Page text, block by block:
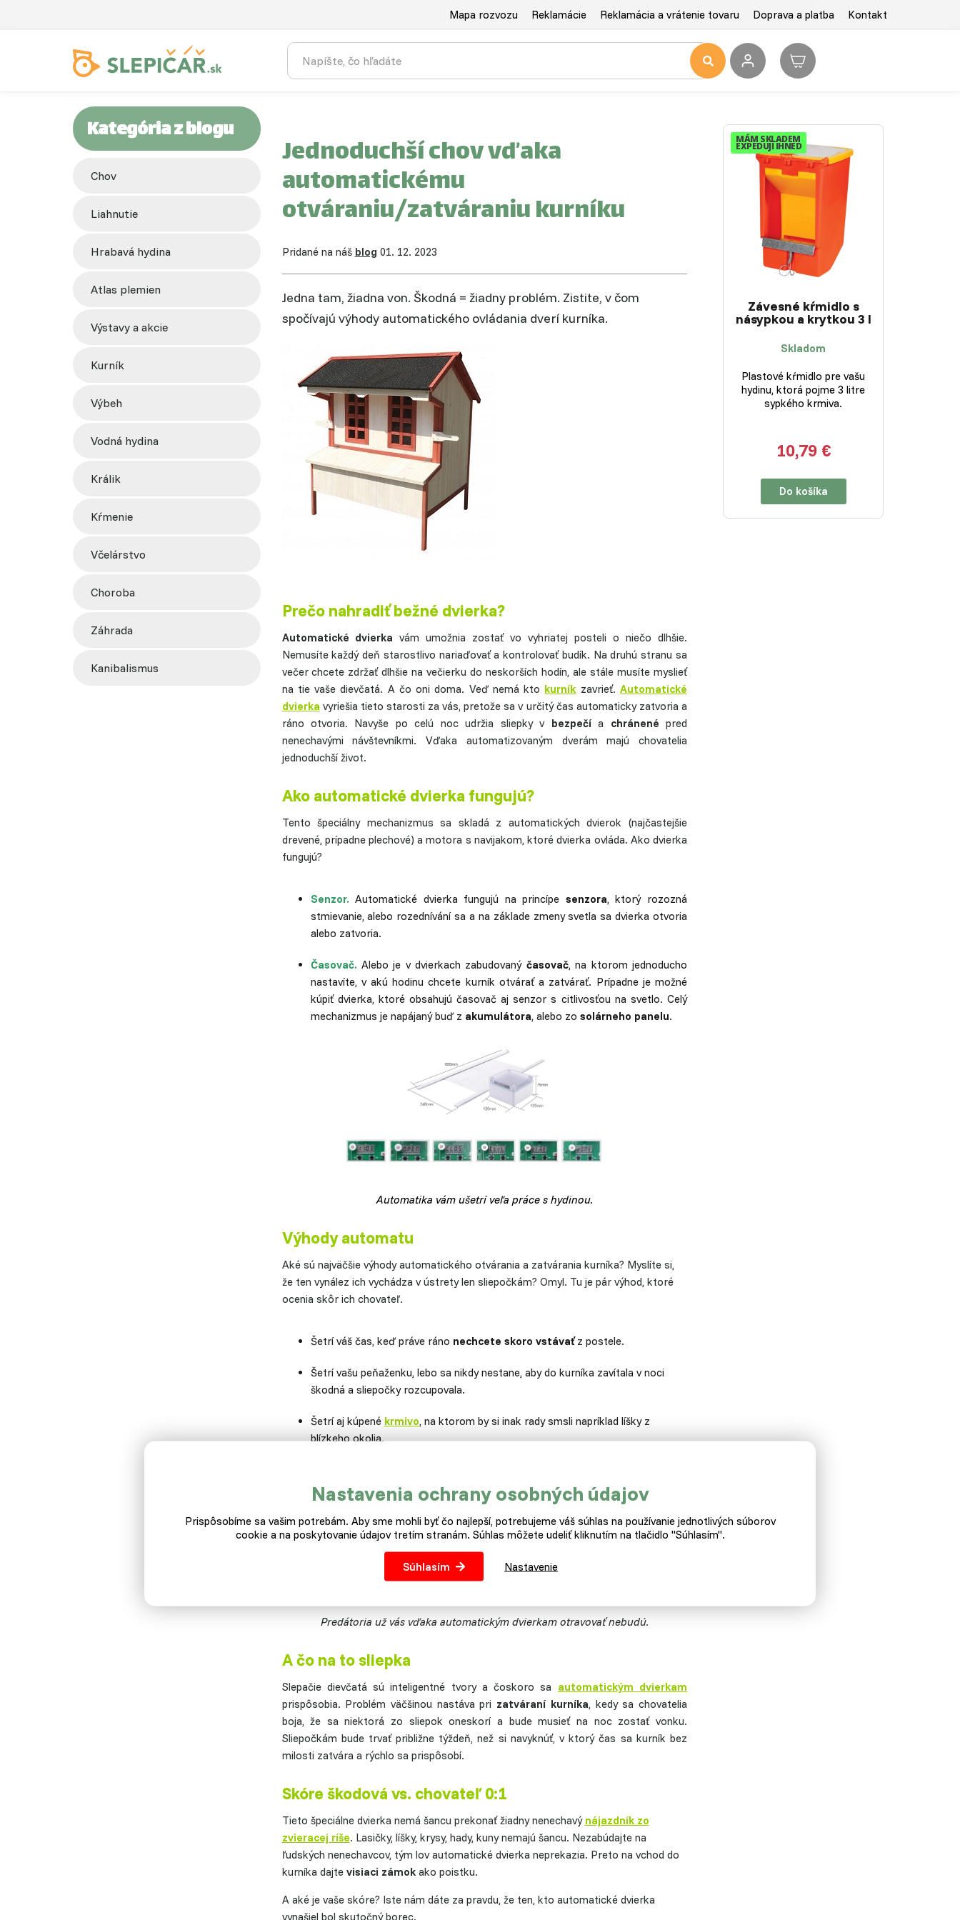
Mapa rozvozu Reklamácie Reklamácia a vrátenie tovaru Doprava a platba Kontakt
Kategória z blogu
chov
liahnutie
hrabavá hydina
atlas plemien
výstavy a akcie
kurník
výbeh
vodná hydina
králik
kŕmenie
včelárstvo
choroba
záhrada
kanibalismus
Jednoduchší chov vďaka
automatickému
otváraniu/zatváraniu kurníku
Pridané na náš blog 01. 12. 2023
Jedna tam, žiadna von. Škodná = žiadny problém. Zistite, v čom
spočívajú výhody automatického ovládania dverí kurníka.
Prečo nahradiť bežné dvierka?
Automatické dvierka vám umožnia zostať vo vyhriatej posteli o niečo dlhšie.
Nemusíte každý deň starostlivo nariaďovať a kontrolovať budík. Na druhú stranu sa
večer chcete zdržať dlhšie na večierku do neskorších hodín, ale stále musíte myslieť
na tie vaše dievčatá. A čo oni doma. Veď nemá kto kurník zavrieť.Automatické
dvierka vyriešia tieto starosti za vás, pretože sa v určitý čas automaticky zatvoria a
ráno otvoria. Navyše po celú noc udržia sliepky v bezpečía chránené pred
nenechavými návštevníkmi. Vďaka automatizovaným dverám majú chovatelia
jednoduchší život.
Ako automatické dvierka fungujú?
Tento špeciálny mechanizmus sa skladá z automatických dvierok (najčastejšie
drevené, prípadne plechové) a motora s navijakom, ktoré dvierka ovláda. Ako dvierka
fungujú?
Senzor. Automatické dvierka fungujú na princípe senzora, ktorý rozozná
stmievanie, alebo rozednívání sa a na základe zmeny svetla sa dvierka otvoria
alebo zatvoria.
Časovač. Alebo je v dvierkach zabudovaný časovač, na ktorom jednoducho
nastavíte, v akú hodinu chcete kurník otvárať a zatvárať. Prípadne je možné
kúpiť dvierka, ktoré obsahujú časovač aj senzor s citlivosťou na svetlo. Celý
mechanizmus je napájaný buď z akumulátora, alebo zo solárneho panelu.
Automatika vám ušetrí veľa práce s hydinou.
Výhody automatu
Aké sú najväčšie výhody automatického otvárania a zatvárania kurníka? Myslíte si,
že ten vynález ich vychádza v ústrety len sliepočkám? Omyl. Tu je pár výhod, ktoré
ocenia skôr ich chovateľ.
Šetrí váš čas, keď práve ráno nechcete skoro vstávaťz postele.
Šetrí vašu peňaženku, lebo sa nikdy nestane, aby do kurníka zavítala v noci
škodná a sliepočky rozcupovala.
Šetrí aj kúpené krmivo, na ktorom by si inak rady smsli napríklad líšky z
blízkeho okolia.
Predátoria už vás vďaka automatickým dvierkam otravovať nebudú.
A čo na to sliepka
Slepačie dievčatá sú inteligentné tvory a čoskoro sa automatickým dvierkam
prispôsobia. Problém väčšinou nastáva pri zatváraní kurníka, kedy sa chovatelia
boja, že sa niektorá zo sliepok oneskorí a bude musieť na noc zostať vonku.
Sliepočkám bude trvať približne týždeň, než si navyknúť, v ktorý čas sa kurník bez
milosti zatvára a rýchlo sa prispôsobí.
Skóre škodová vs. chovateľ 0:1
Tieto špeciálne dvierka nemá šancu prekonať žiadny nenechavý nájazdník zo
zvieracej ríše. Lasičky, líšky, krysy, hady, kuny nemajú šancu. Nezabúdajte na
ľudských nenechavcov, tým lov automatické dvierka neprekazia. Preto na vchod do
kurníka dajte visiaci zámokako poistku.
A aké je vaše skóre? Iste nám dáte za pravdu, že ten, kto automatické dvierka
vynašiel bol skutočný borec.
MÁM SKLADEM
EXPEDUJI IHNED
Závesné kŕmidlo s
násypkou a krytkou 3 l
Skladom
Plastové kŕmidlo pre vašu
hydinu, ktorá pojme 3 litre
sypkého krmiva.
10,79 €
Do košíka
Nastavenia ochrany osobných údajov
Prispôsobíme sa vašim potrebám. Aby sme mohli byť čo najlepší, potrebujeme váš súhlas na používanie jednotlivých súborov
cookie a na poskytovanie údajov tretím stranám. Súhlas môžete udeliť kliknutím na tlačidlo "Súhlasím".
Súhlasím Nastavenie